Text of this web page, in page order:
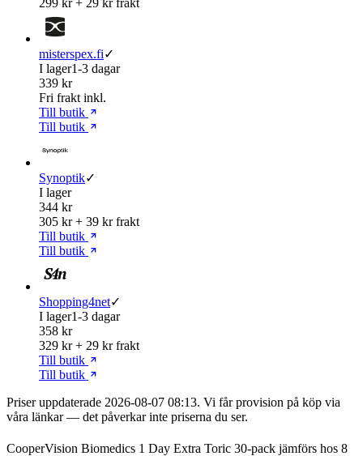
misterspex.fi✓
I lager1-3 dagar
339 kr
Fri frakt inkl.
Till butik
Till butik
Synoptik✓
I lager
344 kr
305 kr + 39 kr frakt
Till butik
Till butik
Shopping4net✓
I lager1-3 dagar
358 kr
329 kr + 29 kr frakt
Till butik
Till butik
Priser uppdaterade 2026-08-07 08:13. Vi får provision på köp via
våra länkar — det påverkar inte priserna du ser.
CooperVision Biomedics 1 Day Extra Toric 30-pack jämförs hos 8